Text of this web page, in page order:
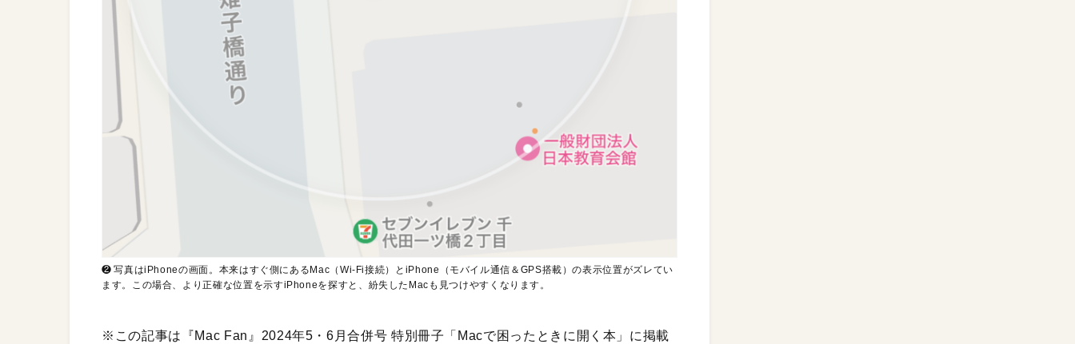
❷ 写真はiPhoneの画面。本来はすぐ側にあるMac（Wi-Fi接続）とiPhone（モバイル通信＆GPS搭載）の表示位置がズレてい
ます。この場合、より正確な位置を示すiPhoneを探すと、紛失したMacも見つけやすくなります。
※この記事は『Mac Fan』2024年5・6月合併号 特別冊子「Macで困ったときに開く本」に掲載